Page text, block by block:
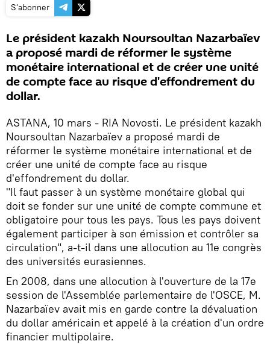
S'abonner
Le président kazakh Noursoultan Nazarbaïev
a proposé mardi de réformer le système
monétaire international et de créer une unité
de compte face au risque d'effondrement du
dollar.
ASTANA, 10 mars - RIA Novosti. Le président kazakh
Noursoultan Nazarbaïev a proposé mardi de
réformer le système monétaire international et de
créer une unité de compte face au risque
d'effondrement du dollar.
"Il faut passer à un système monétaire global qui
doit se fonder sur une unité de compte commune et
obligatoire pour tous les pays. Tous les pays doivent
également participer à son émission et contrôler sa
circulation", a-t-il dans une allocution au 11e congrès
des universités eurasiennes.
En 2008, dans une allocution à l'ouverture de la 17e
session de l'Assemblée parlementaire de l'OSCE, M.
Nazarbaïev avait mis en garde contre la dévaluation
du dollar américain et appelé à la création d'un ordre
financier multipolaire.